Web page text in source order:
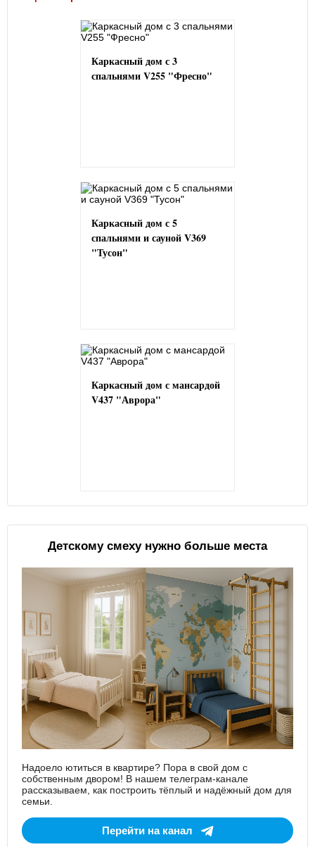
Каркасный дом с 3
спальнями V255 "Фресно"
Каркасный дом с 5
спальнями и сауной V369
"Тусон"
Каркасный дом с мансардой
V437 "Аврора"
Детскому смеху нужно больше места
Надоело ютиться в квартире? Пора в свой дом с
собственным двором! В нашем телеграм-канале
рассказываем, как построить тёплый и надёжный дом для
семьи.
Перейти на канал